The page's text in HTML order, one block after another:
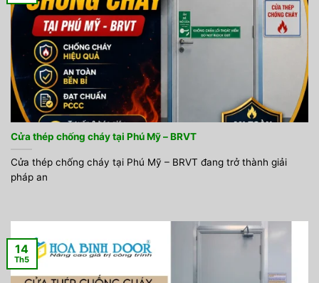
Cửa thép chống cháy tại Phú Mỹ – BRVT
Cửa thép chống cháy tại Phú Mỹ – BRVT đang trở thành giải
pháp an
14
Th5